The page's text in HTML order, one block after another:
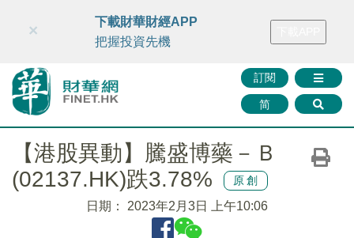
財華智庫網 FINTV FINMETA 財華證券 媒體矩陣
訂閱
简
×
下載財華財經APP
把握投資先機
【港股異動】騰盛博藥－Ｂ
(02137.HK)跌3.78%
原創
日期： 2023年2月3日 上午10:06